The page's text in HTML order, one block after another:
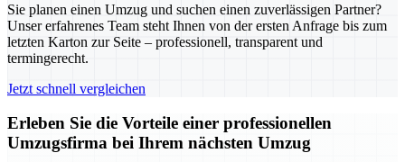
Sie planen einen Umzug und suchen einen zuverlässigen Partner?
Unser erfahrenes Team steht Ihnen von der ersten Anfrage bis zum
letzten Karton zur Seite – professionell, transparent und
termingerecht.
Jetzt schnell vergleichen
Erleben Sie die Vorteile einer professionellen
Umzugsfirma bei Ihrem nächsten Umzug